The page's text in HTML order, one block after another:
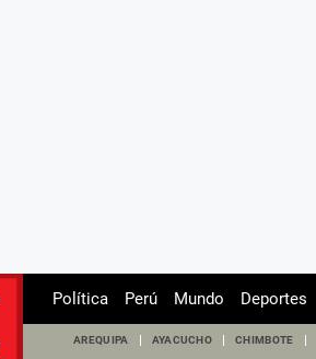
Política Perú Mundo Deportes
AREQUIPA AYACUCHO CHIMBOTE